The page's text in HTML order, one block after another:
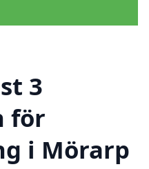
3
för
i Mörarp